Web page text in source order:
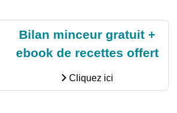
Bilan minceur gratuit +
ebook de recettes offert
Cliquez ici